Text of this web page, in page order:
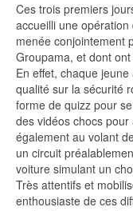
Ces trois premiers
accueilli une
menée conjointement
Groupama, et dont
En effet, chaque
qualité sur la sécurité
forme de quizz pour
des vidéos chocs
également au volant
un circuit
voiture simulant un
Très attentifs et
enthousiaste de ces